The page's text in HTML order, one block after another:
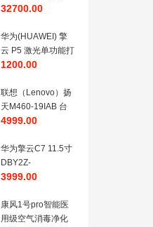
声系统/其它辅助设
32700.00
华为(HUAWEI) 擎
云 P5 激光单功能打
印机 CV81Z-LDP
1200.00
联想（Lenovo）扬
天M460-19IAB 台
式计算机(Intel酷睿
核）/16GB-DDR4
内存/256GB+1TB
硬盘/集
鼠/联想一键恢
复/Win11 home/三
4999.00
华为擎云C7 11.5寸
DBY2Z-
AL00(8GB+128GB)
3999.00
康风1号pro智能医
用级空气消毒净化